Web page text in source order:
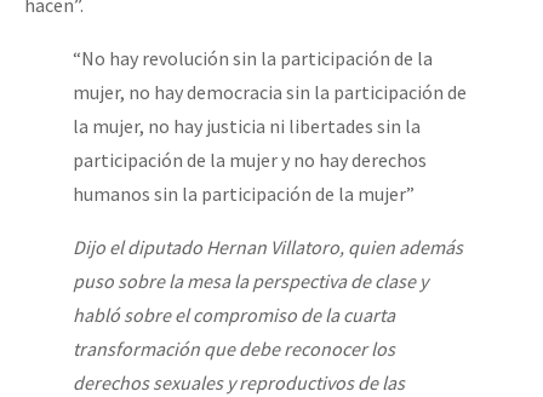
hacen”.
“No hay revolución sin la participación de la
mujer, no hay democracia sin la participación de
la mujer, no hay justicia ni libertades sin la
participación de la mujer y no hay derechos
humanos sin la participación de la mujer”
Dijo el diputado Hernan Villatoro, quien además
puso sobre la mesa la perspectiva de clase y
habló sobre el compromiso de la cuarta
transformación que debe reconocer los
derechos sexuales y reproductivos de las